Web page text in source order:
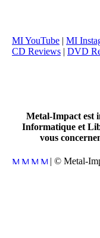
MI YouTube | MI
CD Reviews | DVD
Metal-Impact est
Informatique et
vous
| © Metal-